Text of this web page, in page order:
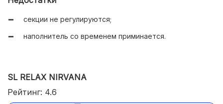
секции не регулируются;
наполнитель со временем приминается.
SL RELAX NIRVANA
Рейтинг: 4.6